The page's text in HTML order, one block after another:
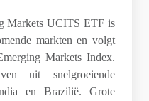
Markets UCITS ETF is
markten en volgt
Markets Index.
uit snelgroeiende
en Brazilië. Grote